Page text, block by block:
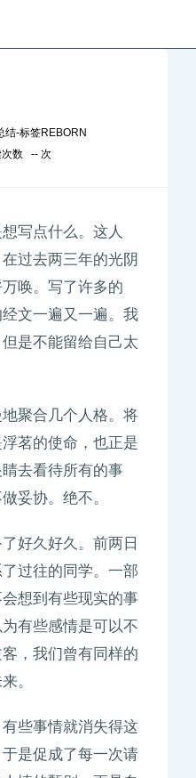
结-标签REBORN
数 -- 次
写点什么。这人
过去两三年的光阴
唤。写了许多的
文一遍又一遍。我
是不能留给自己太
聚合几个人格。将
茗的使命，也正是
去看待所有的事
妥协。绝不。
好久好久。前两日
过往的同学。一部
想到有些现实的事
有些感情是可以不
，我们曾有同样的
。
些事情就消失得这
是促成了每一次请